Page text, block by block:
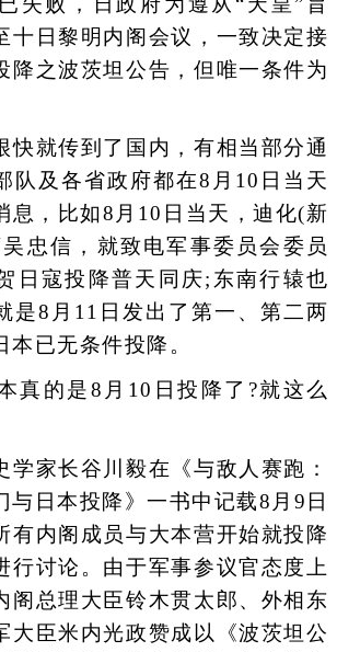
十日黎明内阁会议，一致决定接
降之波茨坦公告，但唯一条件为
就传到了国内，有相当部分通
队及各省政府都在8月10日当天
息，比如8月10日当天，迪化(新
忠信，就致电军事委员会委员
日寇投降普天同庆;东南行辕也
是8月11日发出了第一、第二两
已无条件投降。
的是8月10日投降了?就这么
家长谷川毅在《与敌人赛跑：
与日本投降》一书中记载8月9日
有内阁成员与大本营开始就投降
行讨论。由于军事参议官态度上
阁总理大臣铃木贯太郎、外相东
大臣米内光政赞成以《波茨坦公